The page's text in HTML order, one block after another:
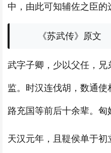
中，由此可知辅佐之臣的
《苏武传》原文
武字子卿，少以父任，
监。时汉连伐胡，数通使
路充国等前后十余辈。匈
天汉元年，且鞮侯单于初